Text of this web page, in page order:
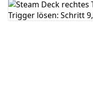
Kommentar